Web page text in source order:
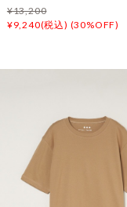
¥13,200
¥9,240(税込) (30%OFF)